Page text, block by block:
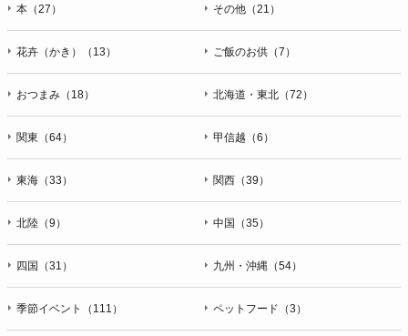
本（27） その他（21）
花卉（かき）（13） ご飯のお供（7）
おつまみ（18） 北海道・東北（72）
関東（64） 甲信越（6）
東海（33） 関西（39）
北陸（9） 中国（35）
四国（31） 九州・沖縄（54）
季節イベント（111） ペットフード（3）